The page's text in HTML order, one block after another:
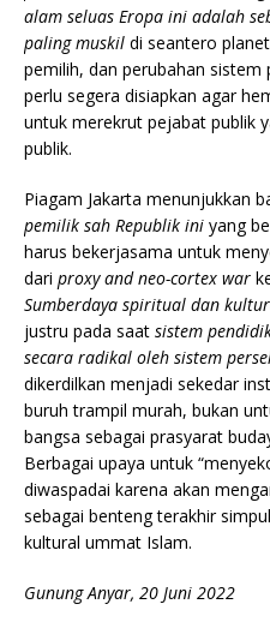
alam seluas Eropa ini adalah
paling muskil di seantero
pemilih, dan perubahan sistem
perlu segera disiapkan agar
untuk merekrut pejabat publik
publik.
Piagam Jakarta menunjukkan
pemilik sah Republik ini yang
harus bekerjasama untuk
dari proxy and neo-cortex war
Sumberdaya spiritual dan
justru pada saat sistem
secara radikal oleh sistem
dikerdilkan menjadi sekedar
buruh trampil murah, bukan
bangsa sebagai prasyarat
Berbagai upaya untuk
diwaspadai karena akan
sebagai benteng terakhir
kultural ummat Islam.
Gunung Anyar, 20 Juni 2022